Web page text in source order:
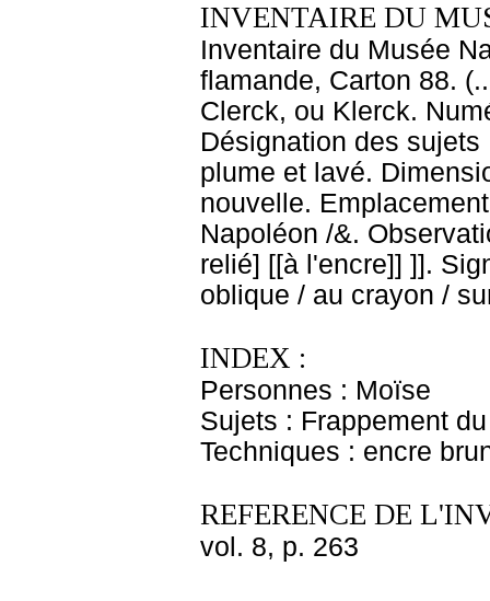
INVENTAIRE DU
Inventaire du Musée
flamande, Carton 88.
Clerck, ou Klerck.
Désignation des
plume et lavé.
nouvelle.
Napoléon /&.
relié] [[à l'encre]] ]].
oblique / au crayon /
INDEX :
Personnes : Moïse
Sujets : Frappement
Techniques : encre
REFERENCE DE
vol. 8, p. 263